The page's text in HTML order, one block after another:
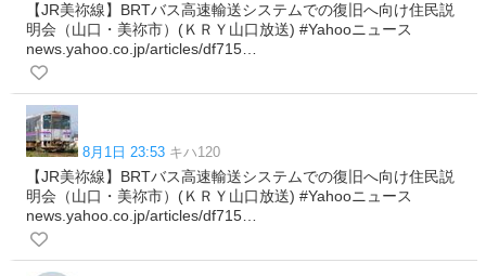
【JR美祢線】BRTバス高速輸送システムでの復旧へ向け住民説
明会（山口・美祢市）(ＫＲＹ山口放送) #Yahooニュース
news.yahoo.co.jp/articles/df715…
8月1日 23:53 キハ120
【JR美祢線】BRTバス高速輸送システムでの復旧へ向け住民説
明会（山口・美祢市）(ＫＲＹ山口放送) #Yahooニュース
news.yahoo.co.jp/articles/df715…